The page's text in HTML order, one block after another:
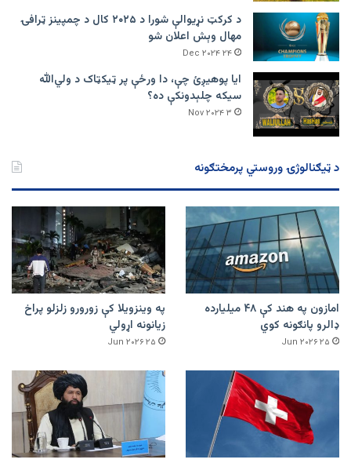
د کرکټ نړیوالې شورا د ۲۰۲۵ کال د چمپینز ټرافۍ
مهال وېش اعلان شو
۲۴ Dec ۲۰۲۴
ایا پوهیږئ چې، دا ورځې پر ټيکټاک د ولي‌الله
سیکه چلېدونکې ده؟
۳ Nov ۲۰۲۴
د ټیګنالوژۍ وروستي پرمختګونه
امازون په هند کې ۴۸ میلیارده
ډالرو پانګونه کوي
۲۵ Jun ۲۰۲۶
په وینزویلا کې زورورو زلزلو پراخ
زیانونه اړولي
۲۵ Jun ۲۰۲۶